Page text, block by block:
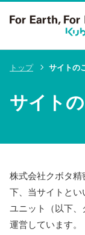
コンテンツへスキッ
トップ サイトの
サイト
株式会社クボタ精
下、当サイトと
ユニット（以下
運営しています。